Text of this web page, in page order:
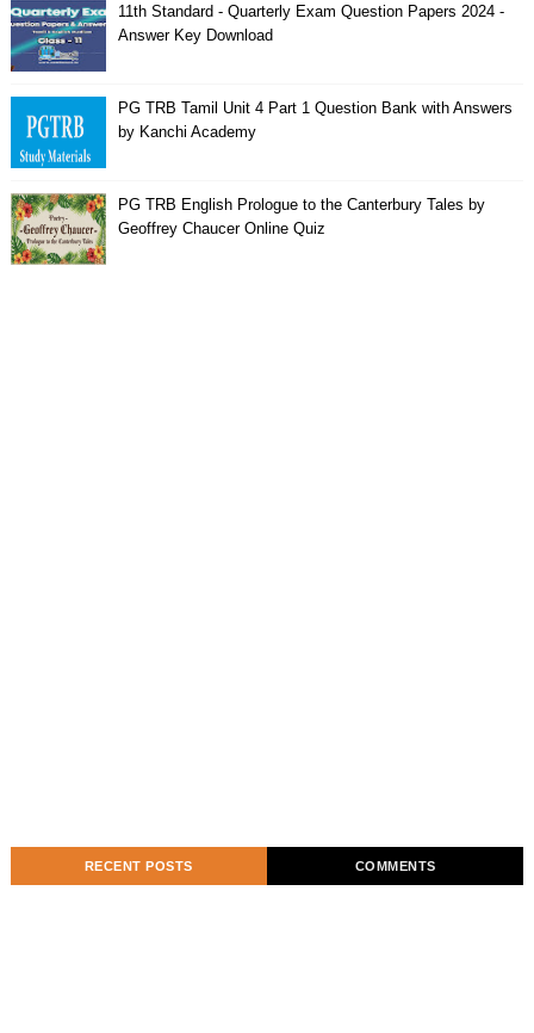
11th Standard - Quarterly Exam Question Papers 2024 -
Answer Key Download
PG TRB Tamil Unit 4 Part 1 Question Bank with Answers
by Kanchi Academy
PG TRB English Prologue to the Canterbury Tales by
Geoffrey Chaucer Online Quiz
RECENT POSTS COMMENTS